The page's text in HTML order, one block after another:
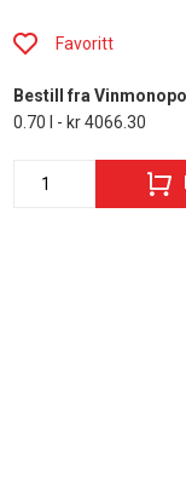
Favoritt
Bestill fra
0.70 l - kr 4066.30